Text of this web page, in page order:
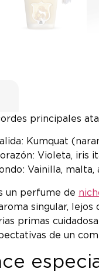
principales
Kumquat
Violeta, iris
Vainilla,
un perfume de
singular,
primas
de un